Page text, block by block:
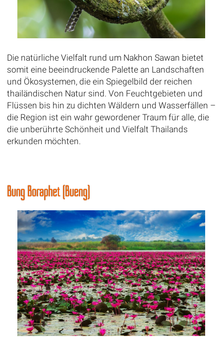
Die natürliche Vielfalt rund um Nakhon Sawan bietet
somit eine beeindruckende Palette an Landschaften
und Ökosystemen, die ein Spiegelbild der reichen
thailändischen Natur sind. Von Feuchtgebieten und
Flüssen bis hin zu dichten Wäldern und Wasserfällen –
die Region ist ein wahr gewordener Traum für alle, die
die unberührte Schönheit und Vielfalt Thailands
erkunden möchten.
Bung Boraphet (Bueng)